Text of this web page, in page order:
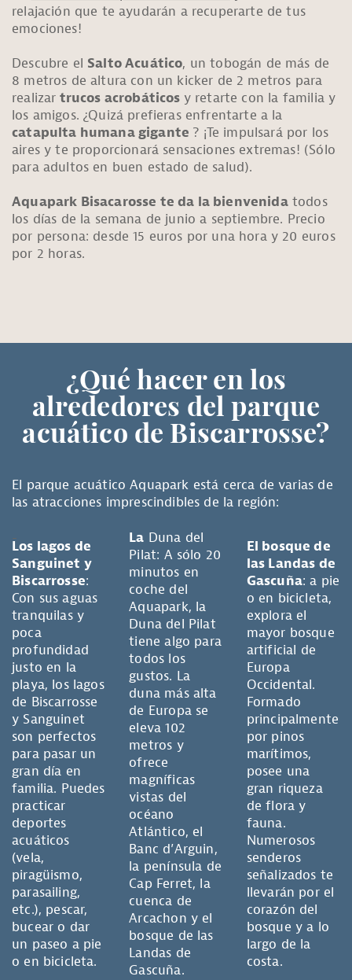
relajación que te ayudarán a recuperarte de tus
emociones!
Descubre el Salto Acuático, un tobogán de más de
8 metros de altura con un kicker de 2 metros para
realizar trucos acrobáticos y retarte con la familia y
los amigos. ¿Quizá prefieras enfrentarte a la
catapulta humana gigante ? ¡Te impulsará por los
aires y te proporcionará sensaciones extremas! (Sólo
para adultos en buen estado de salud).
Aquapark Bisacarosse te da la bienvenidatodos
los días de la semana de junio a septiembre. Precio
por persona: desde 15 euros por una hora y 20 euros
por 2 horas.
¿Qué hacer en los
alrededores del parque
acuático de Biscarrosse?
El parque acuático Aquapark está cerca de varias de
las atracciones imprescindibles de la región:
Los lagos de
Sanguinet y
Biscarrosse:
Con sus aguas
tranquilas y
poca
profundidad
justo en la
playa, los lagos
de Biscarrosse
y Sanguinet
son perfectos
para pasar un
gran día en
familia. Puedes
practicar
deportes
acuáticos
(vela,
piragüismo,
parasailing,
etc.), pescar,
bucear o dar
un paseo a pie
o en bicicleta.
La Duna del
Pilat: A sólo 20
minutos en
coche del
Aquapark, la
Duna del Pilat
tiene algo para
todos los
gustos. La
duna más alta
de Europa se
eleva 102
metros y
ofrece
magníficas
vistas del
océano
Atlántico, el
Banc d’Arguin,
la península de
Cap Ferret, la
cuenca de
Arcachon y el
bosque de las
Landas de
Gascuña.
El bosque de
las Landas de
Gascuña: a pie
o en bicicleta,
explora el
mayor bosque
artificial de
Europa
Occidental.
Formado
principalmente
por pinos
marítimos,
posee una
gran riqueza
de flora y
fauna.
Numerosos
senderos
señalizados te
llevarán por el
corazón del
bosque y a lo
largo de la
costa.